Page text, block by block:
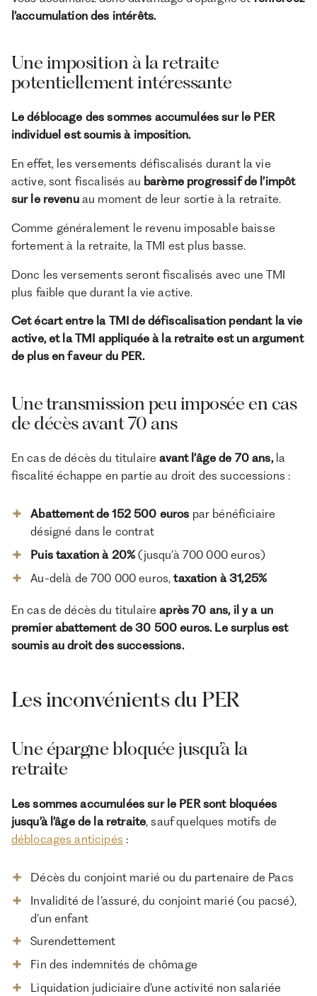
l’accumulation des intérêts.
Une imposition à la retraite
potentiellement intéressante
Le déblocage des sommes accumulées sur le PER
individuel est soumis à imposition.
En effet, les versements défiscalisés durant la vie
active, sont fiscalisés au barème progressif de l’impôt
sur le revenu au moment de leur sortie à la retraite.
Comme généralement le revenu imposable baisse
fortement à la retraite, la TMI est plus basse.
Donc les versements seront fiscalisés avec une TMI
plus faible que durant la vie active.
Cet écart entre la TMI de défiscalisation pendant la vie
active, et la TMI appliquée à la retraite est un argument
de plus en faveur du PER.
Une transmission peu imposée en cas
de décès avant 70 ans
En cas de décès du titulaireavant l’âge de 70 ans,la
fiscalité échappe en partie au droit des successions :
Abattement de 152 500 euros par bénéficiaire
désigné dans le contrat
Puis taxation à 20% (jusqu’à 700 000 euros)
Au-delà de 700 000 euros,taxation à 31,25%
En cas de décès du titulaireaprès 70 ans, il y a un
premier abattement de 30 500 euros. Le surplus est
soumis au droit des successions.
Les inconvénients du PER
Une épargne bloquée jusqu’à la
retraite
Les sommes accumulées sur le PER sont bloquées
jusqu’à l’âge de la retraite, sauf quelques motifs de
déblocages anticipés :
Décès du conjoint marié ou du partenaire de Pacs
Invalidité de l’assuré, du conjoint marié (ou pacsé),
d’un enfant
Surendettement
Fin des indemnités de chômage
Liquidation judiciaire d’une activité non salariée